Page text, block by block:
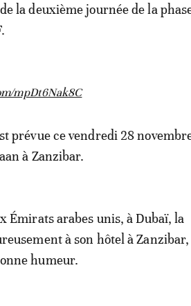
la deuxième journée de la
mpDt6Nak8C
prévue ce vendredi 28
à Zanzibar.
Émirats arabes unis, à Dubaï, la
à son hôtel à
humeur.